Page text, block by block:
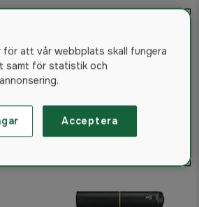
Combo Syntet
4.8
2 495 kr
I lager
för att vår webbplats skall fungera
samt för statistik och
Acceptera